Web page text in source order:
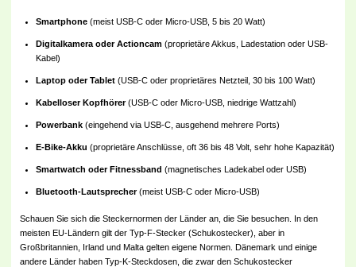
Smartphone(meist USB-C oder Micro-USB, 5 bis 20 Watt)
Digitalkamera oder Actioncam(proprietäre Akkus, Ladestation oder USB-
Kabel)
Laptop oder Tablet(USB-C oder proprietäres Netzteil, 30 bis 100 Watt)
Kabelloser Kopfhörer(USB-C oder Micro-USB, niedrige Wattzahl)
Powerbank(eingehend via USB-C, ausgehend mehrere Ports)
E-Bike-Akku (proprietäre Anschlüsse, oft 36 bis 48 Volt, sehr hohe Kapazität)
Smartwatch oder Fitnessband (magnetisches Ladekabel oder USB)
Bluetooth-Lautsprecher(meist USB-C oder Micro-USB)
Schauen Sie sich die Steckernormen der Länder an, die Sie besuchen. In den
meisten EU-Ländern gilt der Typ-F-Stecker (Schukostecker), aber in
Großbritannien, Irland und Malta gelten eigene Normen. Dänemark und einige
andere Länder haben Typ-K-Steckdosen, die zwar den Schukostecker